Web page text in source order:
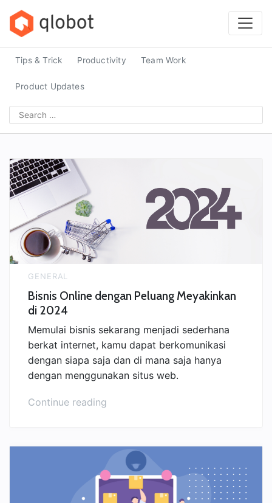
content
Tips & Trick Productivity Team Work
Product Updates
Search
for:
GENERAL
Bisnis Online dengan Peluang Meyakinkan
di 2024
Memulai bisnis sekarang menjadi sederhana
berkat internet, kamu dapat berkomunikasi
dengan siapa saja dan di mana saja hanya
dengan menggunakan situs web.
Continue reading
Peluang
Meyakinkan
di
2024”